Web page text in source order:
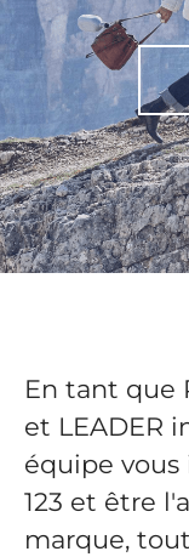
En tant que
et LEADER
équipe vous
123 et être
marque,